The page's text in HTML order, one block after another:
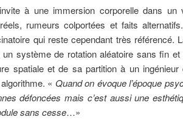
invite à une immersion corporelle dans
rumeurs colportées et faits
qui reste cependant très référencé.
système de rotation aléatoire sans fin et
spatiale et de sa partition à un
« Quand on évoque l’époque
défoncées mais c’est aussi une
sans cesse…»